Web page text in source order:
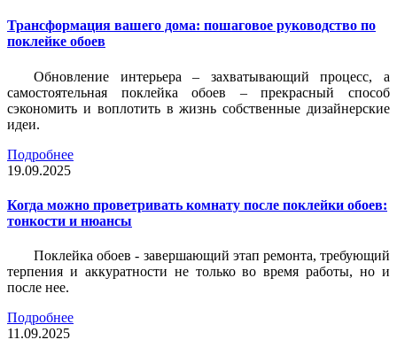
Трансформация вашего дома: пошаговое руководство по
поклейке обоев
Обновление интерьера – захватывающий процесс, а
самостоятельная поклейка обоев – прекрасный способ
сэкономить и воплотить в жизнь собственные дизайнерские
идеи.
Подробнее
19.09.2025
Когда можно проветривать комнату после поклейки обоев:
тонкости и нюансы
Поклейка обоев - завершающий этап ремонта, требующий
терпения и аккуратности не только во время работы, но и
после нее.
Подробнее
11.09.2025